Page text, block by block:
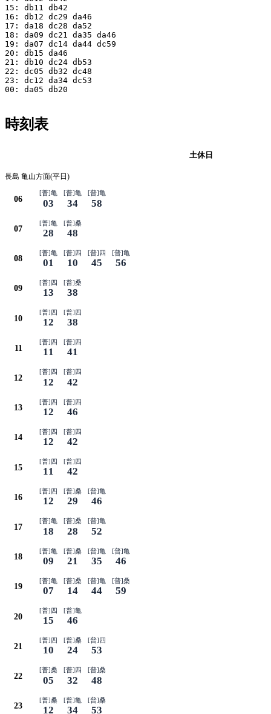
15: db11 db42
16: db12 dc29 da46
17: da18 dc28 da52
18: da09 dc21 da35 da46
19: da07 dc14 da44 dc59
20: db15 da46
21: db10 dc24 db53
22: dc05 db32 dc48
23: dc12 da34 dc53
00: da05 db20
時刻表
土休日
長島 亀山方面(平日)
06
[普]亀
03
[普]亀
34
[普]亀
58
07
[普]亀
28
[普]桑
48
08
[普]亀
01
[普]四
10
[普]四
45
[普]亀
56
09
[普]四
13
[普]桑
38
10
[普]四
12
[普]四
38
11
[普]四
11
[普]四
41
12
[普]四
12
[普]四
42
13
[普]四
12
[普]四
46
14
[普]四
12
[普]四
42
15
[普]四
11
[普]四
42
16
[普]四
12
[普]桑
29
[普]亀
46
17
[普]亀
18
[普]桑
28
[普]亀
52
18
[普]亀
09
[普]桑
21
[普]亀
35
[普]亀
46
19
[普]亀
07
[普]桑
14
[普]亀
44
[普]桑
59
20
[普]四
15
[普]亀
46
21
[普]四
10
[普]桑
24
[普]四
53
22
[普]桑
05
[普]四
32
[普]桑
48
23
[普]桑
12
[普]亀
34
[普]桑
53